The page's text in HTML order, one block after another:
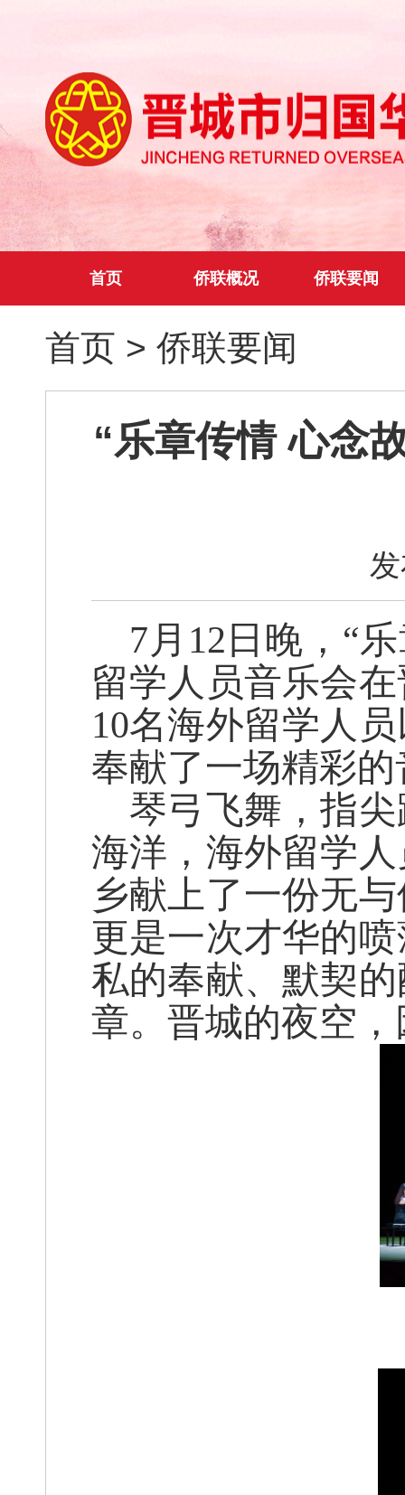
首页 侨联概况 侨联要闻
首页 > 侨联要闻
“乐章传情 心念
7月12日晚，“
留学人员音乐会
10名海外留学人
奉献了一场精彩
琴弓飞舞，指
海洋，海外留学
乡献上了一份无
更是一次才华的
私的奉献、默契
章。晋城的夜空